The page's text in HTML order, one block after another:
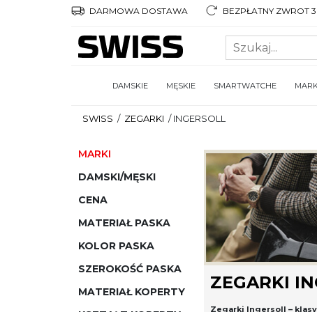
DARMOWA DOSTAWA BEZPŁATNY ZWROT
DAMSKIE MĘSKIE SMARTWATCHE
SWISS / ZEGARKI /INGERSOLL
MARKI
DAMSKI/MĘSKI
CENA
MATERIAŁ PASKA
KOLOR PASKA
SZEROKOŚĆ PASKA
MATERIAŁ KOPERTY
ZEGARKI
Zegarki Ingersoll –